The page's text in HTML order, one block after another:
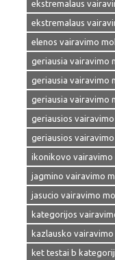
ekstremalaus
ekstremalaus
elenos vairavimo
geriausia vairavimo
geriausia vairavimo
geriausia vairavimo
geriausios
geriausios
ikonikovo vairavimo
jagmino vairavimo
jasucio vairavimo
kategorijos
kazlausko
ket testai b